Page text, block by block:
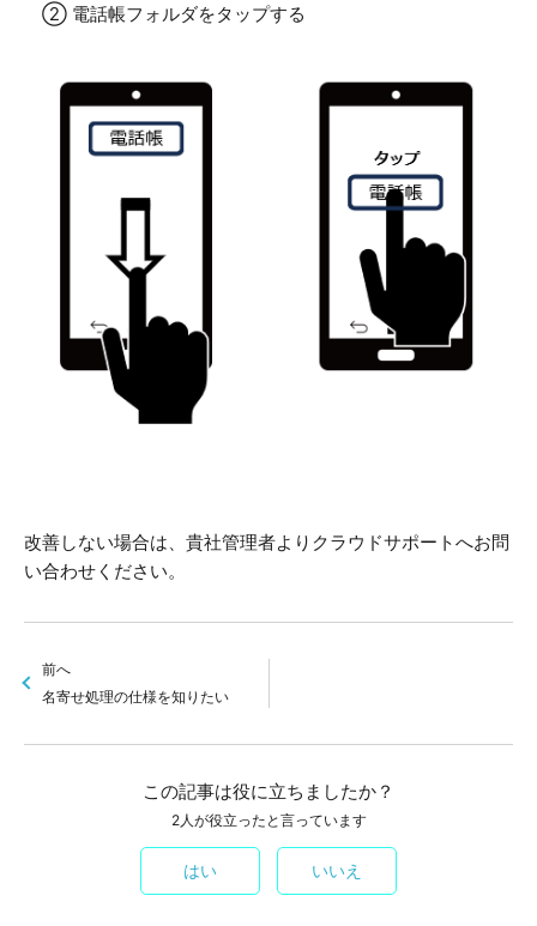
② 電話帳フォルダをタップする
改善しない場合は、貴社管理者よりクラウドサポートへお問
い合わせください。
前へ
名寄せ処理の仕様を知りたい
この記事は役に立ちましたか？
2人が役立ったと言っています
はい いいえ